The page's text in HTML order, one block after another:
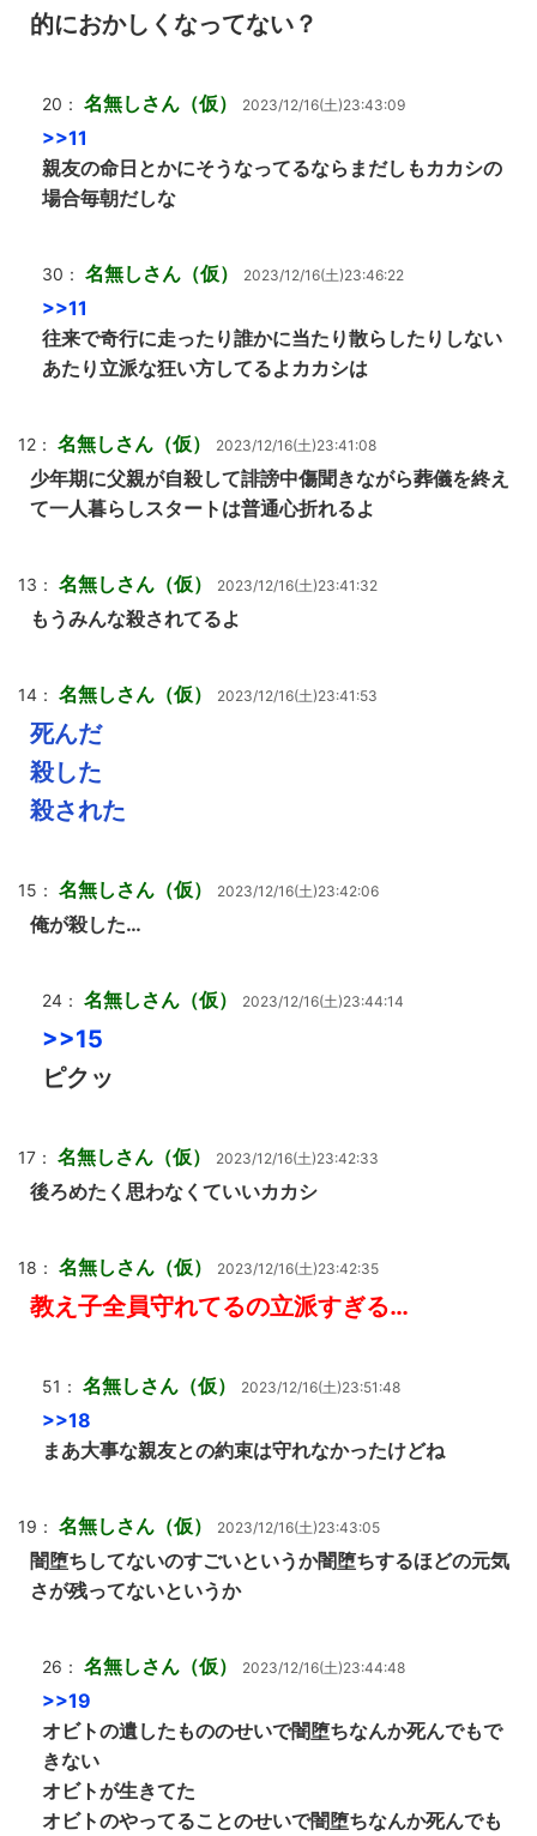
的におかしくなってない？
20： 名無しさん（仮） 2023/12/16(土)23:43:09
>>11
親友の命日とかにそうなってるならまだしもカカシの
場合毎朝だしな
30： 名無しさん（仮） 2023/12/16(土)23:46:22
>>11
往来で奇行に走ったり誰かに当たり散らしたりしない
あたり立派な狂い方してるよカカシは
12： 名無しさん（仮） 2023/12/16(土)23:41:08
少年期に父親が自殺して誹謗中傷聞きながら葬儀を終え
て一人暮らしスタートは普通心折れるよ
13： 名無しさん（仮） 2023/12/16(土)23:41:32
もうみんな殺されてるよ
14： 名無しさん（仮） 2023/12/16(土)23:41:53
死んだ
殺した
殺された
15： 名無しさん（仮） 2023/12/16(土)23:42:06
俺が殺した…
24： 名無しさん（仮） 2023/12/16(土)23:44:14
>>15
ピクッ
17： 名無しさん（仮） 2023/12/16(土)23:42:33
後ろめたく思わなくていいカカシ
18： 名無しさん（仮） 2023/12/16(土)23:42:35
教え子全員守れてるの立派すぎる…
51： 名無しさん（仮） 2023/12/16(土)23:51:48
>>18
まあ大事な親友との約束は守れなかったけどね
19： 名無しさん（仮） 2023/12/16(土)23:43:05
闇堕ちしてないのすごいというか闇堕ちするほどの元気
さが残ってないというか
26： 名無しさん（仮） 2023/12/16(土)23:44:48
>>19
オビトの遺したもののせいで闇堕ちなんか死んでもで
きない
オビトが生きてた
オビトのやってることのせいで闇堕ちなんか死んでも